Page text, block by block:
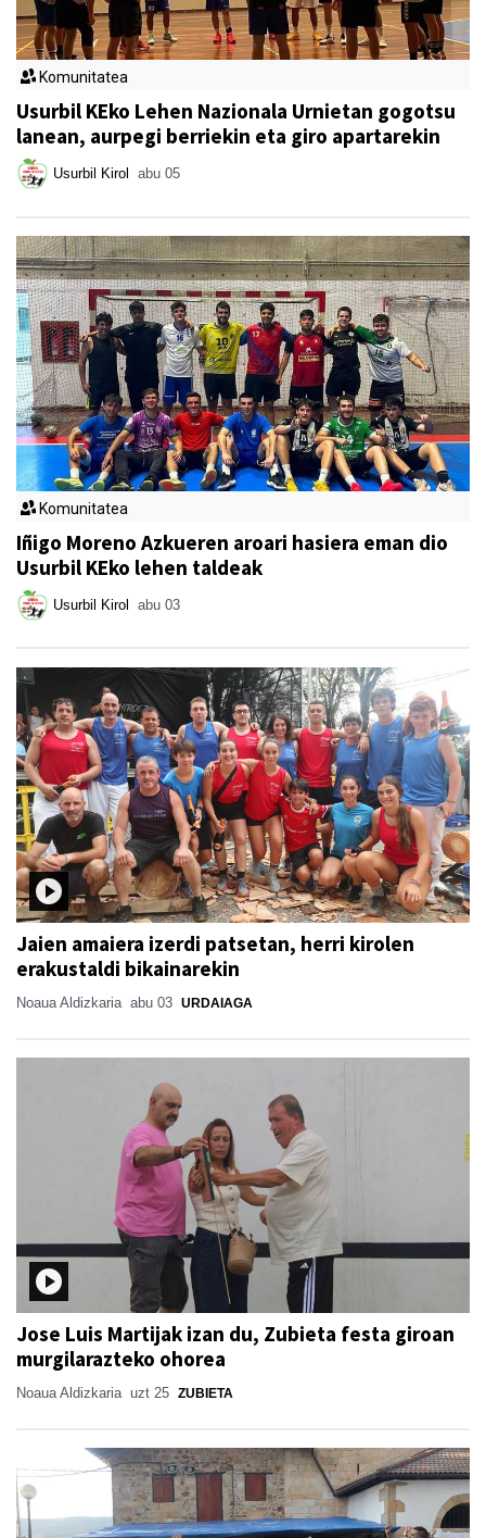
Komunitatea
Usurbil KEko Lehen Nazionala Urnietan gogotsu
lanean, aurpegi berriekin eta giro apartarekin
Usurbil Kirol abu 05
Komunitatea
Iñigo Moreno Azkueren aroari hasiera eman dio
Usurbil KEko lehen taldeak
Usurbil Kirol abu 03
Jaien amaiera izerdi patsetan, herri kirolen
erakustaldi bikainarekin
Noaua Aldizkaria abu 03 URDAIAGA
Jose Luis Martijak izan du, Zubieta festa giroan
murgilarazteko ohorea
Noaua Aldizkaria uzt 25 ZUBIETA